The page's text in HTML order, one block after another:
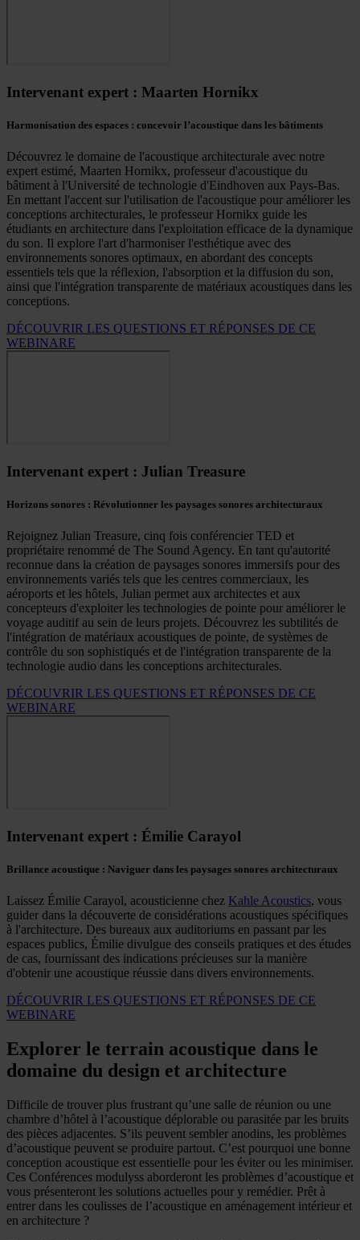
Intervenant expert : Maarten Hornikx
Harmonisation des espaces : concevoir l’acoustique dans les bâtiments
Découvrez le domaine de l'acoustique architecturale avec notre
expert estimé, Maarten Hornikx, professeur d'acoustique du
bâtiment à l'Université de technologie d'Eindhoven aux Pays-Bas.
En mettant l'accent sur l'utilisation de l'acoustique pour améliorer les
conceptions architecturales, le professeur Hornikx guide les
étudiants en architecture dans l'exploitation efficace de la dynamique
du son. Il explore l'art d'harmoniser l'esthétique avec des
environnements sonores optimaux, en abordant des concepts
essentiels tels que la réflexion, l'absorption et la diffusion du son,
ainsi que l'intégration transparente de matériaux acoustiques dans les
conceptions.
DÉCOUVRIR LES QUESTIONS ET RÉPONSES DE CE
WEBINARE
Intervenant expert : Julian Treasure
Horizons sonores : Révolutionner les paysages sonores architecturaux
Rejoignez Julian Treasure, cinq fois conférencier TED et
propriétaire renommé de The Sound Agency. En tant qu'autorité
reconnue dans la création de paysages sonores immersifs pour des
environnements variés tels que les centres commerciaux, les
aéroports et les hôtels, Julian permet aux architectes et aux
concepteurs d'exploiter les technologies de pointe pour améliorer le
voyage auditif au sein de leurs projets. Découvrez les subtilités de
l'intégration de matériaux acoustiques de pointe, de systèmes de
contrôle du son sophistiqués et de l'intégration transparente de la
technologie audio dans les conceptions architecturales.
DÉCOUVRIR LES QUESTIONS ET RÉPONSES DE CE
WEBINARE
Intervenant expert : Émilie Carayol
Brillance acoustique : Naviguer dans les paysages sonores architecturaux
Laissez Émilie Carayol, acousticienne chez Kahle Acoustics, vous
guider dans la découverte de considérations acoustiques spécifiques
à l'architecture. Des bureaux aux auditoriums en passant par les
espaces publics, Émilie divulgue des conseils pratiques et des études
de cas, fournissant des indications précieuses sur la manière
d'obtenir une acoustique réussie dans divers environnements.
DÉCOUVRIR LES QUESTIONS ET RÉPONSES DE CE
WEBINARE
Explorer le terrain acoustique dans le
domaine du design et architecture
Difficile de trouver plus frustrant qu’une salle de réunion ou une
chambre d’hôtel à l’acoustique déplorable ou parasitée par les bruits
des pièces adjacentes. S’ils peuvent sembler anodins, les problèmes
d’acoustique peuvent se produire partout. C’est pourquoi une bonne
conception acoustique est essentielle pour les éviter ou les minimiser.
Ces Conférences modulyss aborderont les problèmes d’acoustique et
vous présenteront les solutions actuelles pour y remédier. Prêt à
entrer dans les coulisses de l’acoustique en aménagement intérieur et
en architecture ?